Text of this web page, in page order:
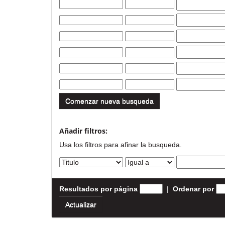
Comenzar nueva busqueda
Añadir filtros:
Usa los filtros para afinar la busqueda.
Resultados por página | Ordenar por